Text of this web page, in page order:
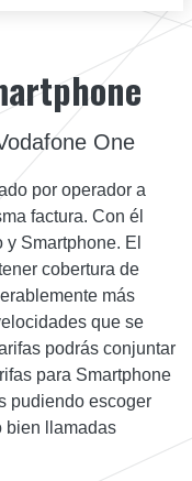
One
por operador a
factura. Con él
Smartphone. El
cobertura de
más
que se
podrás conjuntar
para Smartphone
pudiendo escoger
bien llamadas